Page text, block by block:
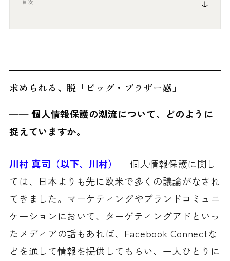
目次
求められる、脱「ビッグ・ブラザー感」
── 個人情報保護の潮流について、どのように
捉えていますか。
川村 真司（以下、川村）
個人情報保護に関し
ては、日本よりも先に欧米で多くの議論がなされ
てきました。マーケティングやブランドコミュニ
ケーションにおいて、ターゲティングアドといっ
たメディアの話もあれば、Facebook Connectな
どを通して情報を提供してもらい、一人ひとりに